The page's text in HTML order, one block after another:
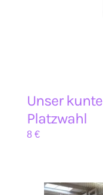
Unser
Platzwahl
8 €